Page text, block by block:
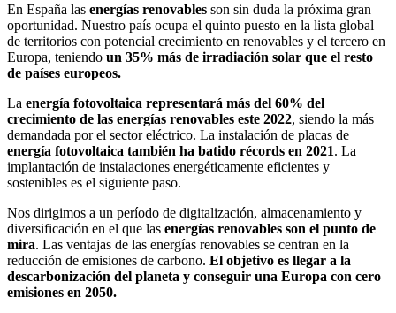
En España las energías renovables son sin duda la próxima gran
oportunidad. Nuestro país ocupa el quinto puesto en la lista global
de territorios con potencial crecimiento en renovables y el tercero en
Europa, teniendo un 35% más de irradiación solar que el resto
de países europeos.
La energía fotovoltaica representará más del 60% del
crecimiento de las energías renovables este 2022, siendo la más
demandada por el sector eléctrico. La instalación de placas de
energía fotovoltaica también ha batido récords en 2021. La
implantación de instalaciones energéticamente eficientes y
sostenibles es el siguiente paso.
Nos dirigimos a un período de digitalización, almacenamiento y
diversificación en el que las energías renovables son el punto de
mira. Las ventajas de las energías renovables se centran en la
reducción de emisiones de carbono. El objetivo es llegar a la
descarbonización del planeta y conseguir una Europa con cero
emisiones en 2050.